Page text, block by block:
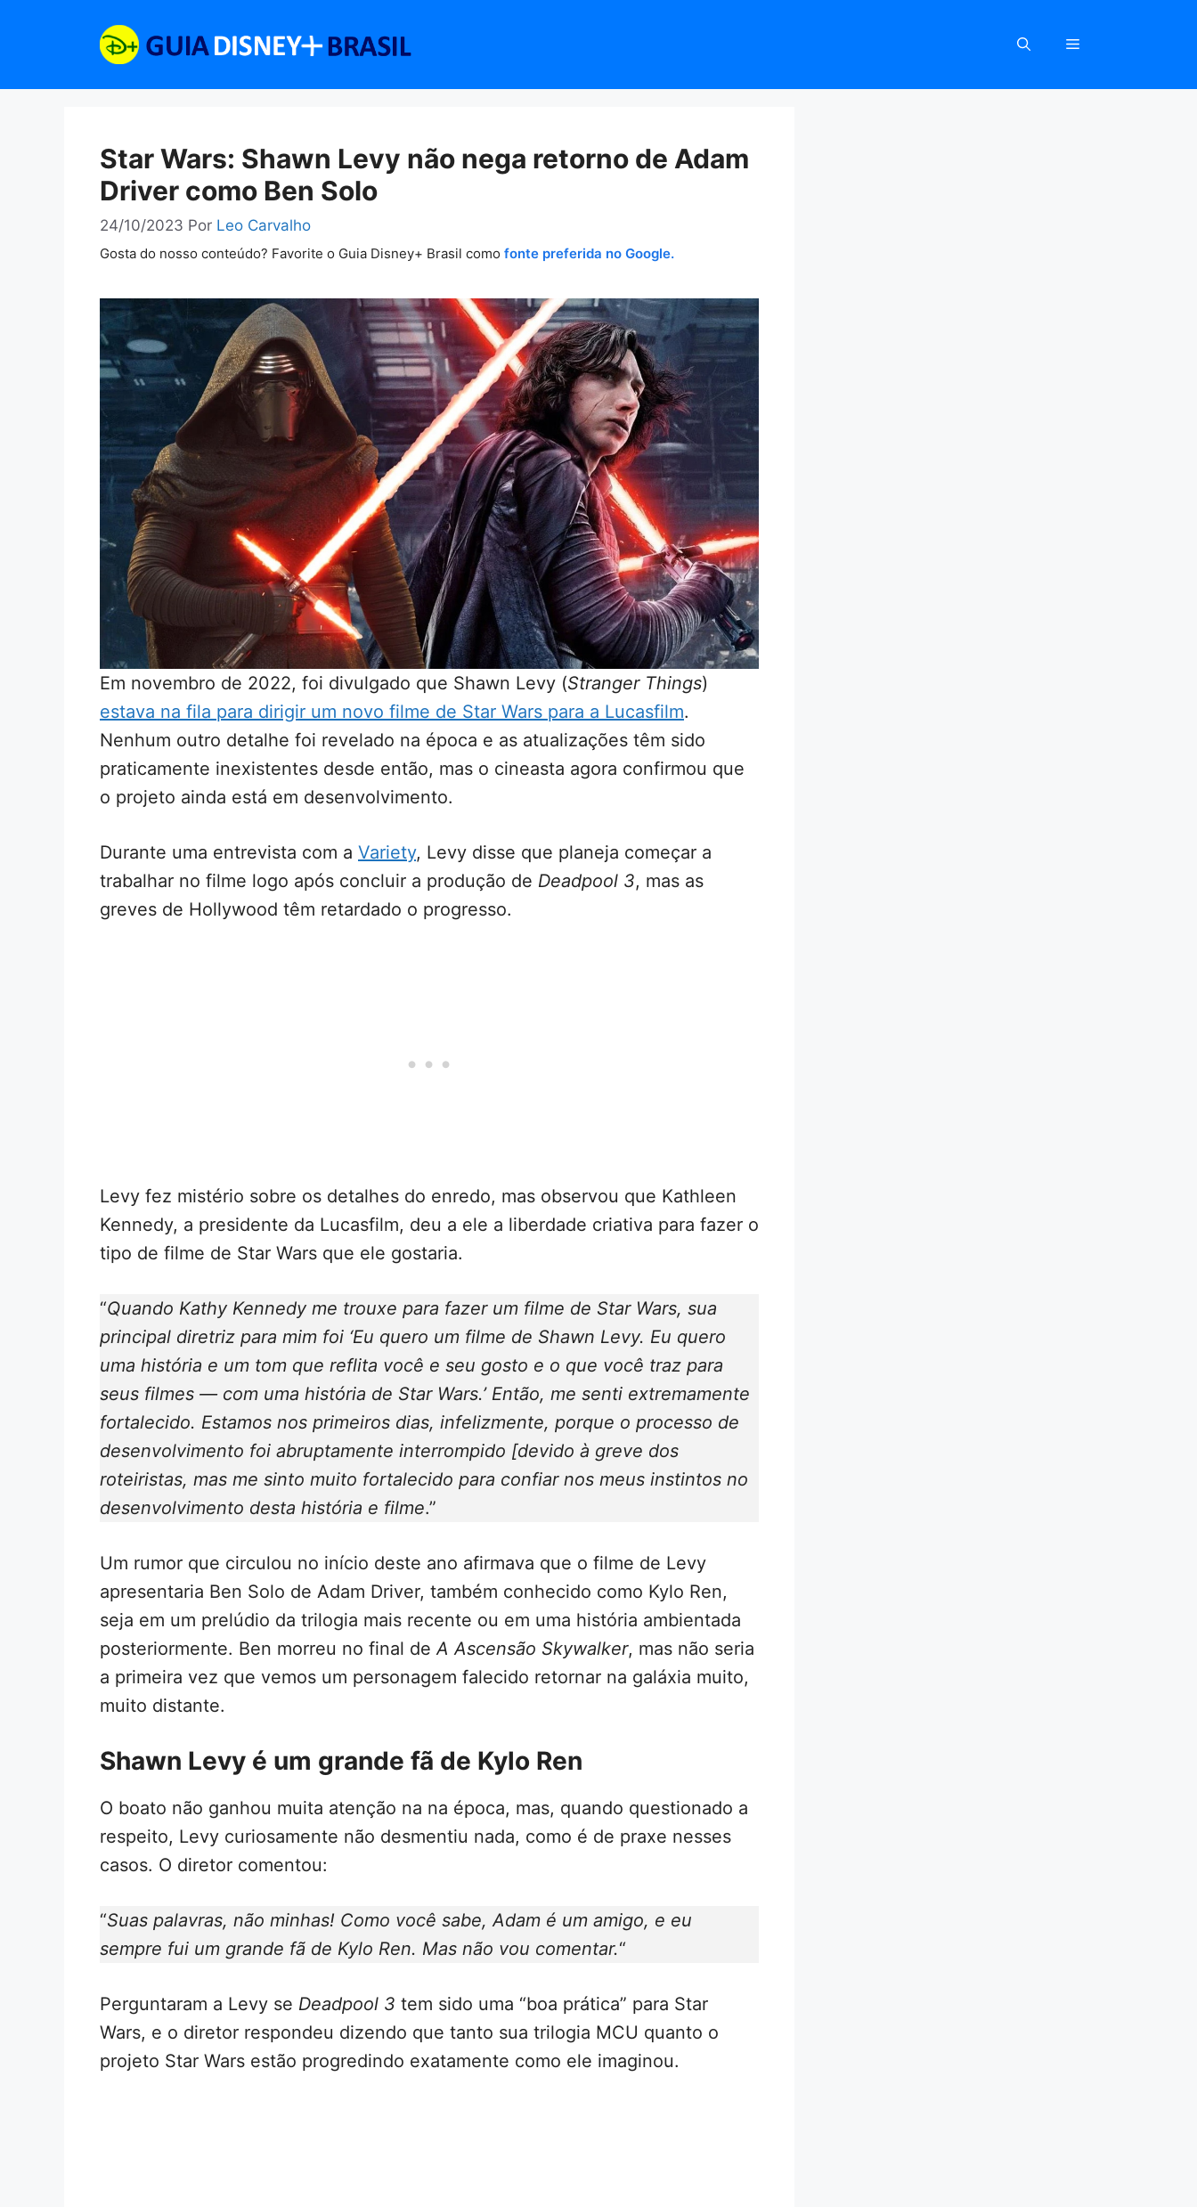
Star Wars: Shawn Levy não nega retorno de Adam
Driver como Ben Solo
24/10/2023 Por Leo Carvalho
Gosta do nosso conteúdo? Favorite o Guia Disney+ Brasil como fonte preferida no Google.
Em novembro de 2022, foi divulgado que Shawn Levy (Stranger Things)
estava na fila para dirigir um novo filme de Star Wars para a Lucasfilm.
Nenhum outro detalhe foi revelado na época e as atualizações têm sido
praticamente inexistentes desde então, mas o cineasta agora confirmou que
o projeto ainda está em desenvolvimento.
Durante uma entrevista com a Variety, Levy disse que planeja começar a
trabalhar no filme logo após concluir a produção de Deadpool 3, mas as
greves de Hollywood têm retardado o progresso.
Levy fez mistério sobre os detalhes do enredo, mas observou que Kathleen
Kennedy, a presidente da Lucasfilm, deu a ele a liberdade criativa para fazer o
tipo de filme de Star Wars que ele gostaria.
“Quando Kathy Kennedy me trouxe para fazer um filme de Star Wars, sua
principal diretriz para mim foi ‘Eu quero um filme de Shawn Levy. Eu quero
uma história e um tom que reflita você e seu gosto e o que você traz para
seus filmes — com uma história de Star Wars.’ Então, me senti extremamente
fortalecido. Estamos nos primeiros dias, infelizmente, porque o processo de
desenvolvimento foi abruptamente interrompido [devido à greve dos
roteiristas, mas me sinto muito fortalecido para confiar nos meus instintos no
desenvolvimento desta história e filme.”
Um rumor que circulou no início deste ano afirmava que o filme de Levy
apresentaria Ben Solo de Adam Driver, também conhecido como Kylo Ren,
seja em um prelúdio da trilogia mais recente ou em uma história ambientada
posteriormente. Ben morreu no final de A Ascensão Skywalker, mas não seria
a primeira vez que vemos um personagem falecido retornar na galáxia muito,
muito distante.
Shawn Levy é um grande fã de Kylo Ren
O boato não ganhou muita atenção na na época, mas, quando questionado a
respeito, Levy curiosamente não desmentiu nada, como é de praxe nesses
casos. O diretor comentou:
“Suas palavras, não minhas! Como você sabe, Adam é um amigo, e eu
sempre fui um grande fã de Kylo Ren. Mas não vou comentar.“
Perguntaram a Levy se Deadpool 3 tem sido uma “boa prática” para Star
Wars, e o diretor respondeu dizendo que tanto sua trilogia MCU quanto o
projeto Star Wars estão progredindo exatamente como ele imaginou.